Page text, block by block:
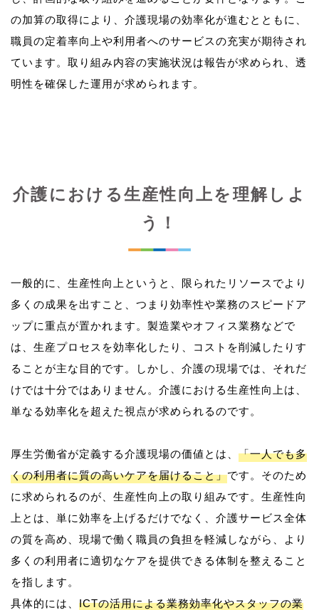
の加算の取得により、介護現場の効率化が進むとともに、
職員の定着率向上や利用者へのサービスの充実が期待され
ています。取り組み内容の実施状況は報告が求められ、透
介護における生産性向上を理解しよ
う！
一般的に、生産性向上というと、限られたリソースでより
多くの成果を出すこと、つまり効率性や業務のスピードア
ップに重点が置かれます。製造業やオフィス業務などで
は、生産プロセスを効率化したり、コストを削減したりす
ることが主な目的です。しかし、介護の現場では、それだ
けでは十分ではありません。介護における生産性向上は、
単なる効率化を超えた視点が求められるのです。
厚生労働省が定義する介護現場の価値とは、 「一人でも多
くの利用者に質の高いケアを届けること」です。そのため
に求められるのが、生産性向上の取り組みです。生産性向
上とは、単に効率を上げるだけでなく、介護サービス全体
の質を高め、現場で働く職員の負担を軽減しながら、より
多くの利用者に適切なケアを提供できる体制を整えること
を指します。
具体的には、 ICTの活用による業務効率化やスタッフの業